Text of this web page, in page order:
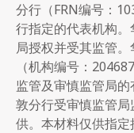
分行（FRN编号：
行指定的代表机构
局授权并受其监管
（机构编号：
监管及审慎监管局
敦分行受审慎监管
供。本材料仅供指